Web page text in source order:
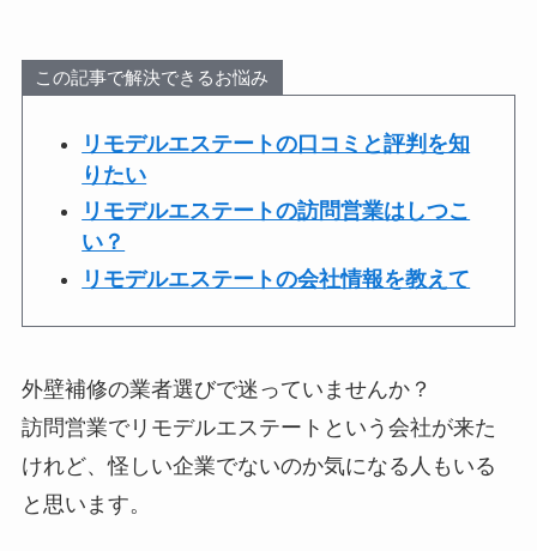
この記事で解決できるお悩み
リモデルエステートの口コミと評判を知
りたい
リモデルエステートの訪問営業はしつこ
い？
リモデルエステートの会社情報を教えて
外壁補修の業者選びで迷っていませんか？
訪問営業でリモデルエステートという会社が来た
けれど、怪しい企業でないのか気になる人もいる
と思います。